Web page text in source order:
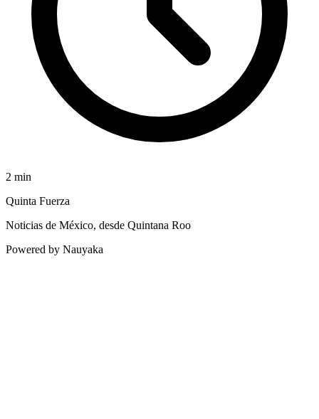
2 min
Quinta Fuerza
Noticias de México, desde Quintana Roo
Powered by Nauyaka